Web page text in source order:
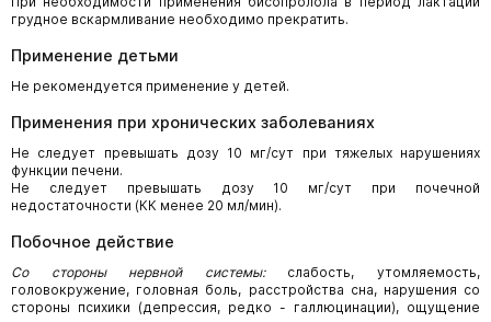
грудное вскармливание необходимо прекратить.
Применение детьми
Не рекомендуется применение у детей.
Применения при хронических заболеваниях
Не следует превышать дозу 10 мг/сут при тяжелых нарушениях
функции печени.
Не следует превышать дозу 10 мг/сут при почечной
недостаточности (КК менее 20 мл/мин).
Побочное действие
Со стороны нервной системы:слабость, утомляемость,
головокружение, головная боль, расстройства сна, нарушения со
стороны психики (депрессия, редко - галлюцинации), ощущение